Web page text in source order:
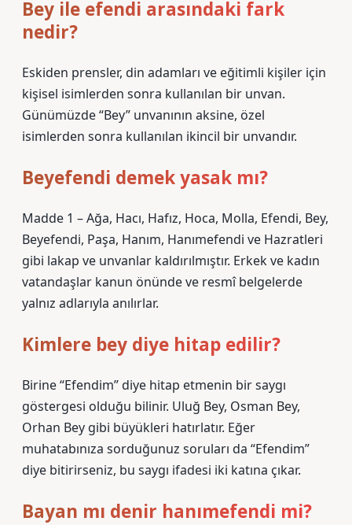
Bey ile efendi arasındaki fark
nedir?
Eskiden prensler, din adamları ve eğitimli kişiler için
kişisel isimlerden sonra kullanılan bir unvan.
Günümüzde “Bey” unvanının aksine, özel
isimlerden sonra kullanılan ikincil bir unvandır.
Beyefendi demek yasak mı?
Madde 1 – Ağa, Hacı, Hafız, Hoca, Molla, Efendi, Bey,
Beyefendi, Paşa, Hanım, Hanımefendi ve Hazratleri
gibi lakap ve unvanlar kaldırılmıştır. Erkek ve kadın
vatandaşlar kanun önünde ve resmî belgelerde
yalnız adlarıyla anılırlar.
Kimlere bey diye hitap edilir?
Birine “Efendim” diye hitap etmenin bir saygı
göstergesi olduğu bilinir. Uluğ Bey, Osman Bey,
Orhan Bey gibi büyükleri hatırlatır. Eğer
muhatabınıza sorduğunuz soruları da “Efendim”
diye bitirirseniz, bu saygı ifadesi iki katına çıkar.
Bayan mı denir hanımefendi mi?